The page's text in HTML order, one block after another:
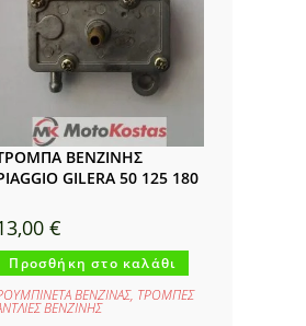
ΒΕΝΖΙΝΗΣ
GILERA 50 125 180
€
Προσθήκη στο καλάθι
ΒΕΝΖΙΝΑΣ, ΤΡΟΜΠΕΣ
ΒΕΝΖΙΝΗΣ